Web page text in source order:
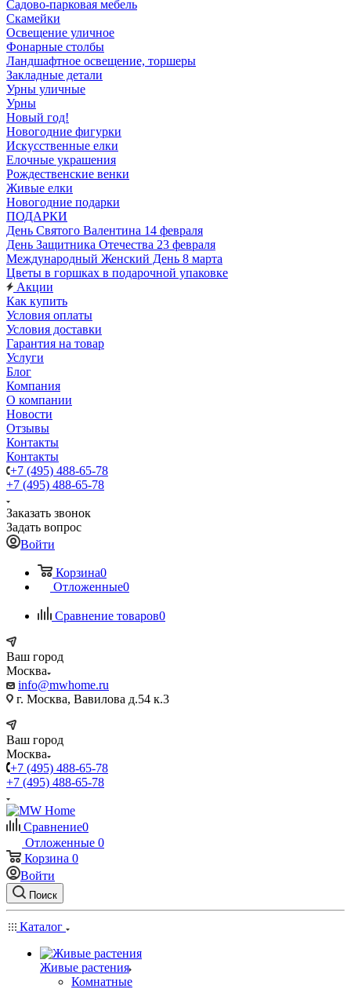
Садово-парковая мебель
Скамейки
Освещение уличное
Фонарные столбы
Ландшафтное освещение, торшеры
Закладные детали
Урны уличные
Урны
Новый год!
Новогодние фигурки
Искусственные елки
Елочные украшения
Рождественские венки
Живые елки
Новогодние подарки
ПОДАРКИ
День Святого Валентина 14 февраля
День Защитника Отечества 23 февраля
Международный Женский День 8 марта
Цветы в горшках в подарочной упаковке
Акции
Как купить
Условия оплаты
Условия доставки
Гарантия на товар
Услуги
Блог
Компания
О компании
Новости
Отзывы
Контакты
Контакты
+7 (495) 488-65-78
+7 (495) 488-65-78
Заказать звонок
Задать вопрос
Войти
Корзина0
Отложенные0
Сравнение товаров0
Ваш город
Москва
info@mwhome.ru
г. Москва, Вавилова д.54 к.3
Ваш город
Москва
+7 (495) 488-65-78
+7 (495) 488-65-78
Сравнение0
Отложенные 0
Корзина 0
Войти
Поиск
Каталог
Живые растения
Комнатные